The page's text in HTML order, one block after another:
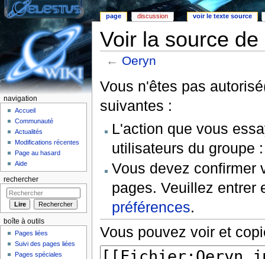
Voir la source de
← Oeryn
Vous n'êtes pas
suivantes :
L'action que vous
utilisateurs du groupe
Vous devez confirmer
pages. Veuillez entrer
préférences.
Vous pouvez voir et
page discussion voir le texte source
navigation
Accueil
Communauté
Actualités
Modifications récentes
Page au hasard
Aide
rechercher
boîte à outils
Pages liées
Suivi des pages liées
Pages spéciales